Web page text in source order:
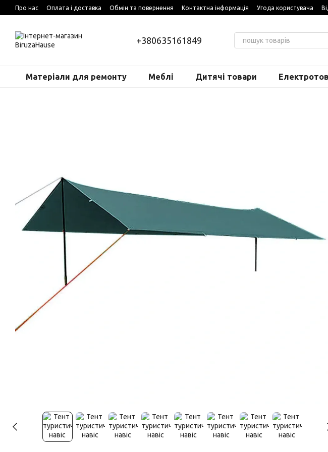
Перейти до основного контенту
Про нас Оплата і доставка Обмін та повернення Контактна інформація Угода користувача
+380635161849
Матеріали для ремонту Меблі Дитячі товари